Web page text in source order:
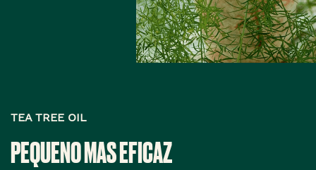
TEA TREE OIL
PEQUENO MAS EFICAZ